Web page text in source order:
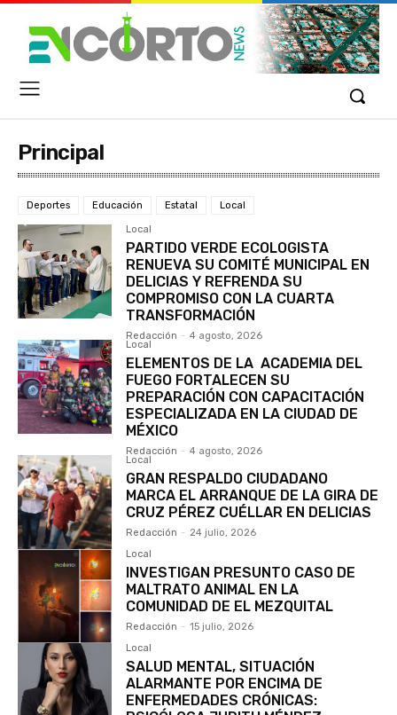
Principal
Deportes Educación Estatal Local
Local
PARTIDO VERDE ECOLOGISTA
RENUEVA SU COMITÉ MUNICIPAL EN
DELICIAS Y REFRENDA SU
COMPROMISO CON LA CUARTA
TRANSFORMACIÓN
Redacción - 4 agosto, 2026
Local
ELEMENTOS DE LA ACADEMIA DEL
FUEGO FORTALECEN SU
PREPARACIÓN CON CAPACITACIÓN
ESPECIALIZADA EN LA CIUDAD DE
MÉXICO
Redacción - 4 agosto, 2026
Local
GRAN RESPALDO CIUDADANO
MARCA EL ARRANQUE DE LA GIRA DE
CRUZ PÉREZ CUÉLLAR EN DELICIAS
Redacción - 24 julio, 2026
Local
INVESTIGAN PRESUNTO CASO DE
MALTRATO ANIMAL EN LA
COMUNIDAD DE EL MEZQUITAL
Redacción - 15 julio, 2026
Local
SALUD MENTAL, SITUACIÓN
ALARMANTE POR ENCIMA DE
ENFERMEDADES CRÓNICAS: